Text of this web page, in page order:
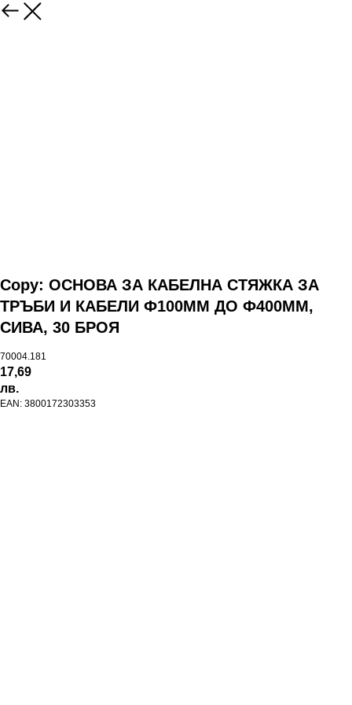
Copy: ОСНОВА ЗА КАБЕЛНА СТЯЖКА ЗА
ТРЪБИ И КАБЕЛИ Ф100ММ ДО Ф400ММ,
СИВА, 30 БРОЯ
70004.181
17,69
лв.
EAN: 3800172303353